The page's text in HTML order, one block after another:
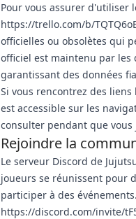
Pour vous assurer d'utiliser
https://trello.com/b/
officielles ou obsolètes qui
officiel est maintenu par les
garantissant des données
Si vous rencontrez des
est accessible sur les
consulter pendant que vous
Rejoindre la
Le serveur Discord de
joueurs se réunissent pour
participer à des
https://discord.com/invite/